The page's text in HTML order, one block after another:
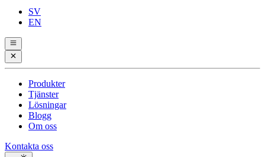
SV
EN
Produkter
Tjänster
Lösningar
Blogg
Om oss
Kontakta oss